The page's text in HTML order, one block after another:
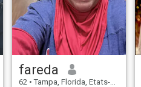
fareda
62 • Tampa, Florida, Etats-Unis